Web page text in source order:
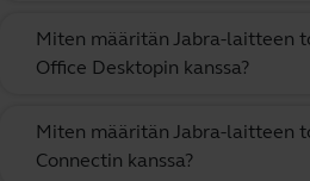
Miten määritän Jabra-laitteen
Office Desktopin kanssa?
Miten määritän Jabra-laitteen
Connectin kanssa?